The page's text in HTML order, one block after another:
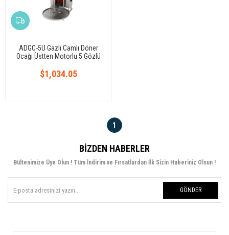
ADGC-5U Gazlı Camlı Döner
Ocağı Üstten Motorlu 5 Gözlü
$1,034.05
1
BIZDEN HABERLER
Bültenimize Üye Olun ! Tüm İndirim ve Fırsatlardan İlk Sizin Haberiniz Olsun !
GÖNDER